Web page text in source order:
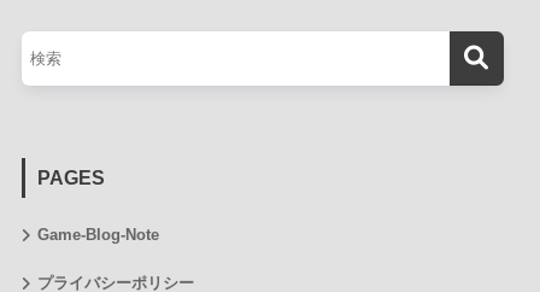
PAGES
Game-Blog-Note
プライバシーポリシー